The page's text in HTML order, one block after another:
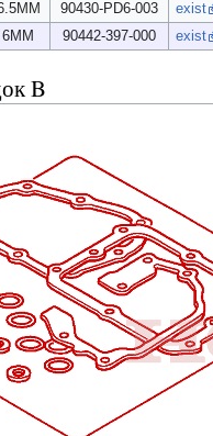
90430-PD6-003 exist
90442-397-000 exist
B